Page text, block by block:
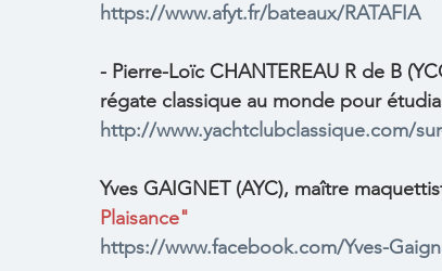
https://www.afyt.fr/bateaux/RATAFIA
- Pierre-Loïc CHANTEREAU R de B
régate classique au monde pour
http://www.yachtclubclassique.com/
Yves GAIGNET (AYC), maître
Plaisance"
https://www.facebook.com/Yves-